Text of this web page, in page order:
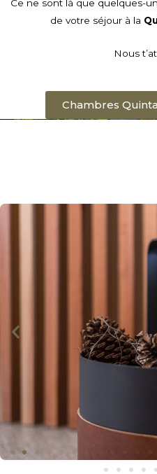
Ce ne sont là que quelques-
de votre séjour à la
Nous
Chambres